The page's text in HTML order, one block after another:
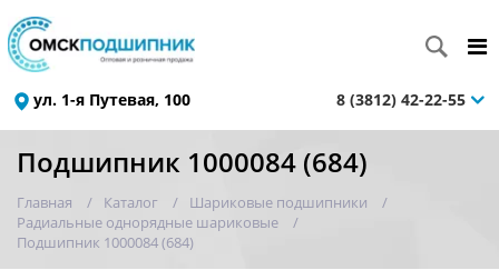
ул. 1-я Путевая, 100 8 (3812) 42-22-55
Подшипник 1000084 (684)
Главная Каталог
Шариковые подшипники
Радиальные однорядные шариковые
Подшипник 1000084 (684)